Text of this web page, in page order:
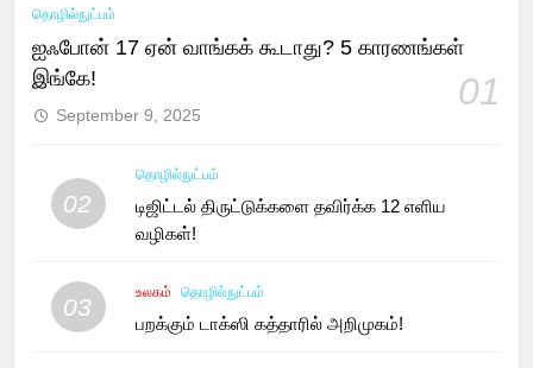
தொழில்நுட்பம்
ஐஃபோன் 17 ஏன் வாங்கக் கூடாது? 5 காரணங்கள்
இங்கே!
01
September 9, 2025
02
தொழில்நுட்பம்
டிஜிட்டல் திருட்டுக்களை தவிர்க்க 12 எளிய
வழிகள்!
03
உலகம் தொழில்நுட்பம்
பறக்கும் டாக்ஸி கத்தாரில் அறிமுகம்!